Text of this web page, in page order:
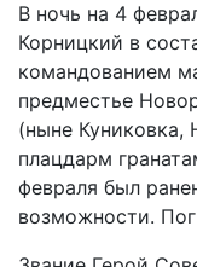
В ночь на 4
Корницкий в
командованием
предместье
(ныне Куниковка,
плацдарм
февраля был
возможности.